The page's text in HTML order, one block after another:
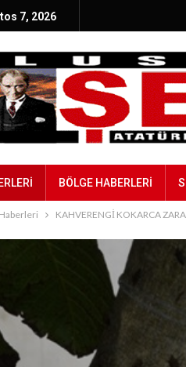
7, 2026
BÖLGE HABERLERI
KAHVERENGİ KOKARCA